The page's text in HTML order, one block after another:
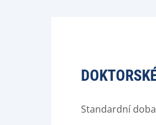
Standardní